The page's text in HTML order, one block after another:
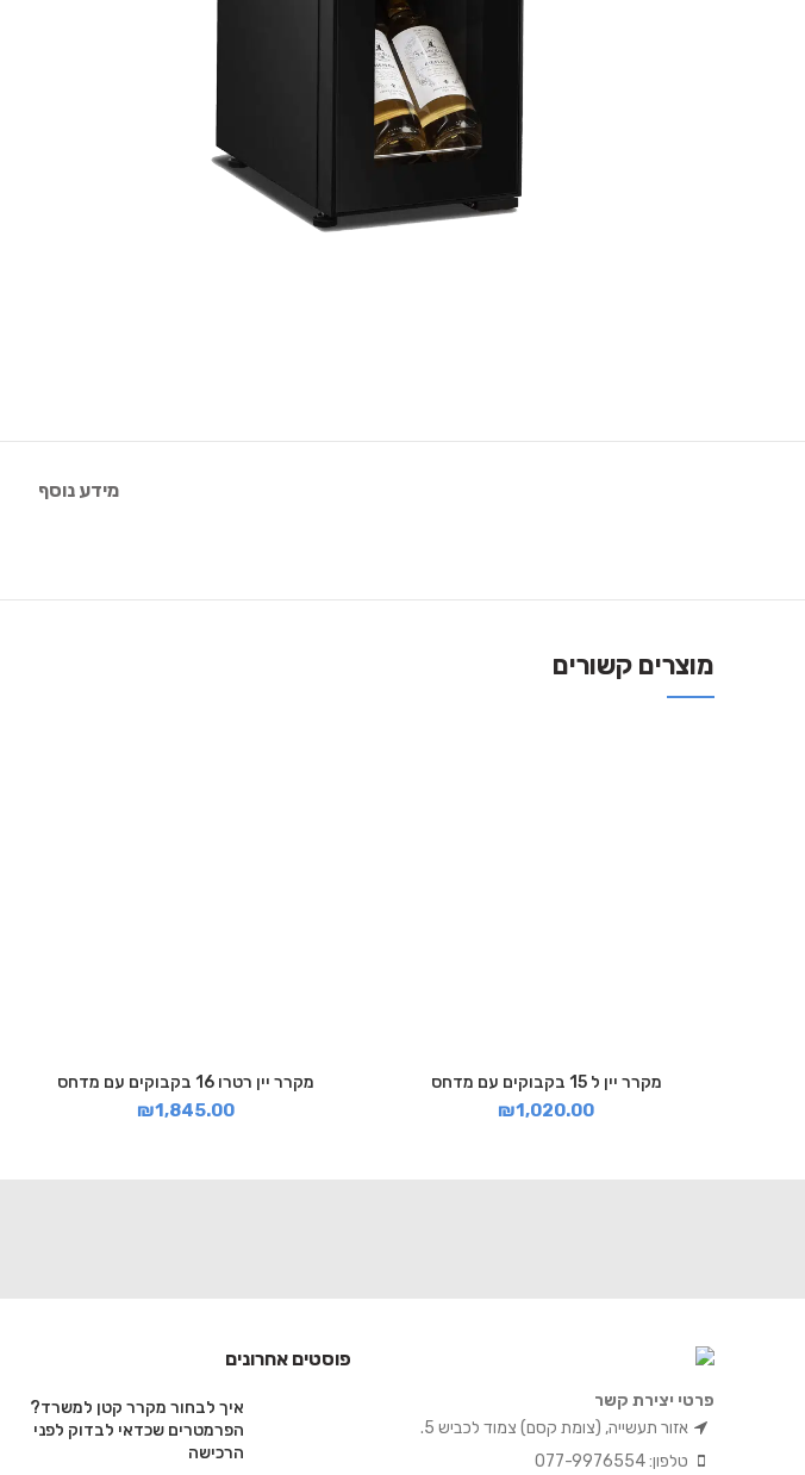
מידע נוסף
מוצרים קשורים
מקרר יין ל 15 בקבוקים עם מדחס
₪1,020.00
מקרר יין רטרו 16 בקבוקים עם מדחס
₪1,845.00
פרטי יצירת קשר
אזור תעשייה, (צומת קסם) צמוד לכביש 5.
טלפון: 077-9976554
פוסטים אחרונים
איך לבחור מקרר קטן למשרד?
הפרמטרים שכדאי לבדוק לפני
הרכישה